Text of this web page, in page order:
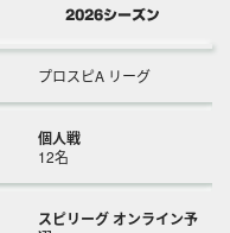
2026シーズン
プロスピA リーグ
個人戦
12名
スピリーグ オンライン予